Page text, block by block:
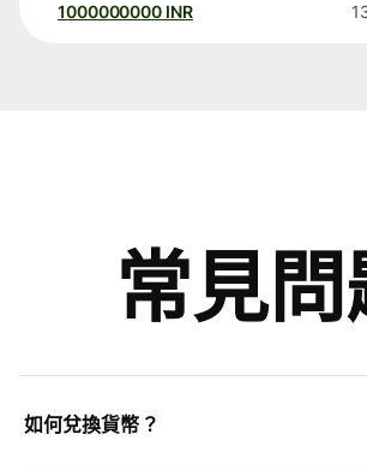
1000000000 INR
常見問
如何兌換貨幣？